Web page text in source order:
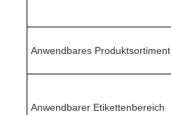
Anwendbares Produktsortiment
Anwendbarer Etikettenbereich